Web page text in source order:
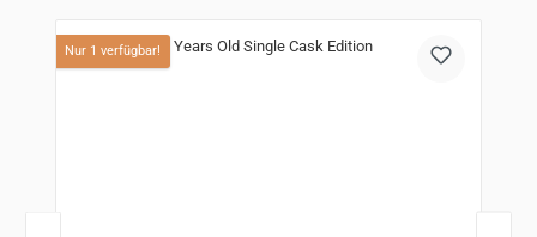
Nur 1 verfügbar!